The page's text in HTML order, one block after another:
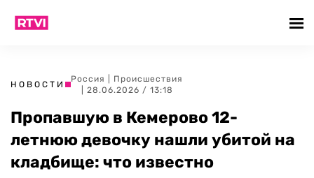
НОВОСТИ
Россия
Происшествия
| 28.06.2026 / 13:18
Пропавшую в Кемерово 12-
летнюю девочку нашли убитой на
кладбище: что известно